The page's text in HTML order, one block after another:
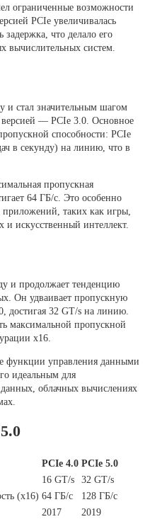
ограниченные возможности
PCIe увеличивалась
задержка, что делало его
вычислительных систем.
и стал значительным шагом
— PCIe 3.0. Основное
способности: PCIe
в секунду) на линию, что в
пропускная
64 ГБ/с. Это особенно
таких как игры,
искусственный интеллект.
и продолжает тенденцию
Он удваивает пропускную
достигая 32 GT/s на линию.
максимальной пропускной
x16.
функции управления данными
идеальным для
облачных вычислениях
PCIe 4.0 PCIe 5.0
16 GT/s
32 GT/s
(x16) 64 ГБ/с
128 ГБ/с
2017 2019